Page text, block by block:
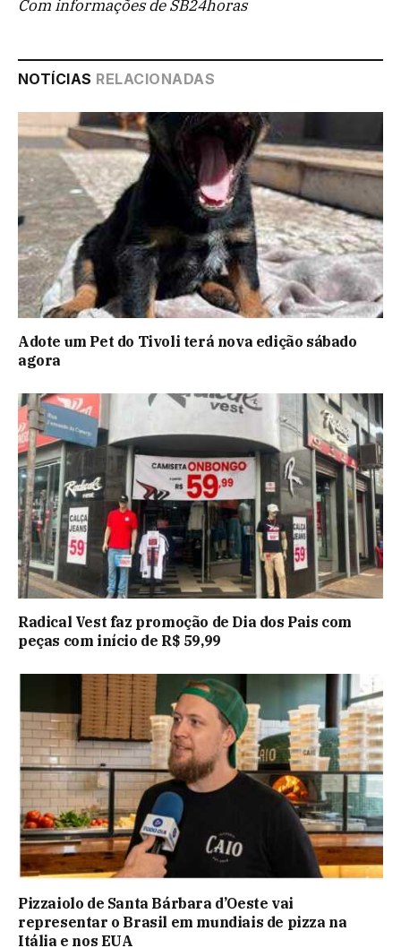
Com informações de SB24horas
NOTÍCIAS RELACIONADAS
Adote um Pet do Tivoli terá nova edição sábado
agora
Radical Vest faz promoção de Dia dos Pais com
peças com início de R$ 59,99
Pizzaiolo de Santa Bárbara d’Oeste vai
representar o Brasil em mundiais de pizza na
Itália e nos EUA